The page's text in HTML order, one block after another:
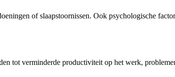
of slaapstoornissen. Ook psychologische
tot verminderde productiviteit op het werk,